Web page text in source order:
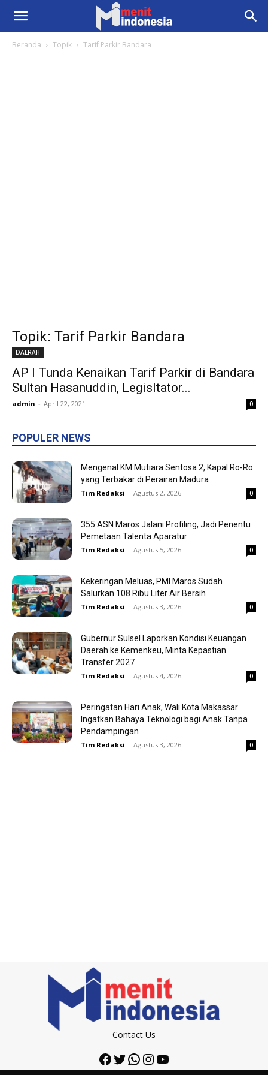
Beranda Topik Tarif Parkir Bandara
Topik: Tarif Parkir Bandara
DAERAH
AP I Tunda Kenaikan Tarif Parkir di Bandara
Sultan Hasanuddin, Legisltator...
admin - April 22, 2021 0
POPULER NEWS
Mengenal KM Mutiara Sentosa 2, Kapal Ro-Ro
yang Terbakar di Perairan Madura
Tim Redaksi - Agustus 2, 2026 0
355 ASN Maros Jalani Profiling, Jadi Penentu
Pemetaan Talenta Aparatur
Tim Redaksi - Agustus 5, 2026 0
Kekeringan Meluas, PMI Maros Sudah
Salurkan 108 Ribu Liter Air Bersih
Tim Redaksi - Agustus 3, 2026 0
Gubernur Sulsel Laporkan Kondisi Keuangan
Daerah ke Kemenkeu, Minta Kepastian
Transfer 2027
Tim Redaksi - Agustus 4, 2026 0
Peringatan Hari Anak, Wali Kota Makassar
Ingatkan Bahaya Teknologi bagi Anak Tanpa
Pendampingan
Tim Redaksi - Agustus 3, 2026 0
Contact Us
Facebook
Twitter
WhatsApp
Instagram
YouTube